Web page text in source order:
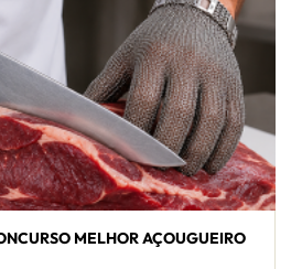
MELHOR AÇOUGUEIRO